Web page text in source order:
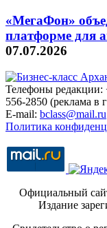
«МегаФон»
платформе для
07.07.2026
Телефоны редакции:
556-2850 (реклама в
E-mail: bclass@mail.ru
Политика
Официальный
Издание